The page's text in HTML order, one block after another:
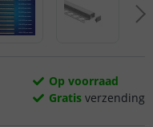
Op voorraad
Gratis verzending